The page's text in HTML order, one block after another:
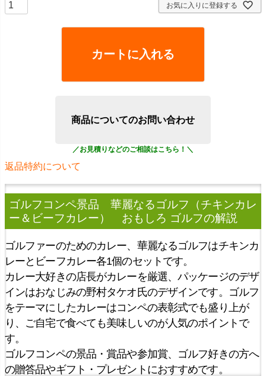
お気に入りに登録する
カートに入れる
商品についてのお問い合わせ
返品特約について
ゴルフコンペ景品 華麗なるゴルフ（チキンカレ
ー＆ビーフカレー） おもしろ ゴルフの解説
ゴルファーのためのカレー、華麗なるゴルフはチキンカ
レーとビーフカレー各1個のセットです。
カレー大好きの店長がカレーを厳選、パッケージのデザ
インはおなじみの野村タケオ氏のデザインです。ゴルフ
をテーマにしたカレーはコンペの表彰式でも盛り上が
り、ご自宅で食べても美味しいのが人気のポイントで
す。
ゴルフコンペの景品・賞品や参加賞、ゴルフ好きの方へ
の贈答品やギフト・プレゼントにおすすめです。